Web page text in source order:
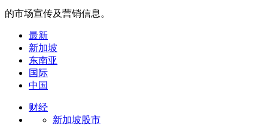
的市场宣传及营销信息。
最新
新加坡
东南亚
国际
中国
财经
新加坡股市